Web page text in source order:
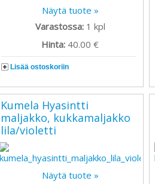
Näytä tuote »
Varastossa: 1 kpl
Hinta: 40.00 €
Lisää ostoskoriin
Kumela Hyasintti
maljakko, kukkamaljakko
lila/violetti
Näytä tuote »